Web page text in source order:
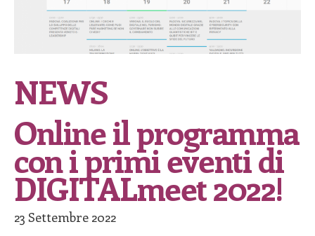
NEWS
Online il programma
con i primi eventi di
DIGITALmeet 2022!
23 Settembre 2022